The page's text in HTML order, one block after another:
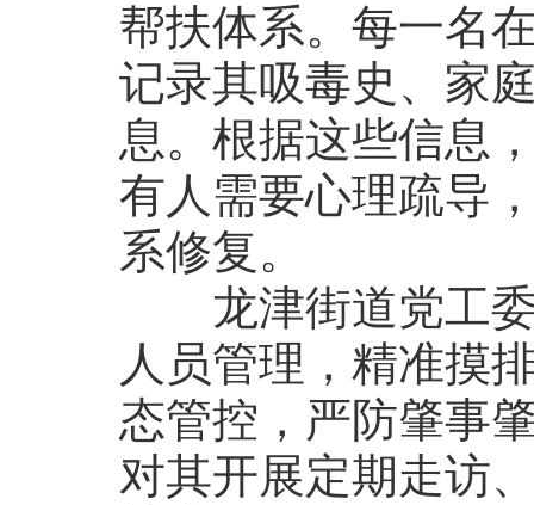
帮扶体系。每一名
记录其吸毒史、家
息。根据这些信息
有人需要心理疏导
系修复。
龙津街道党工委
人员管理，精准摸
态管控，严防肇事
对其开展定期走访